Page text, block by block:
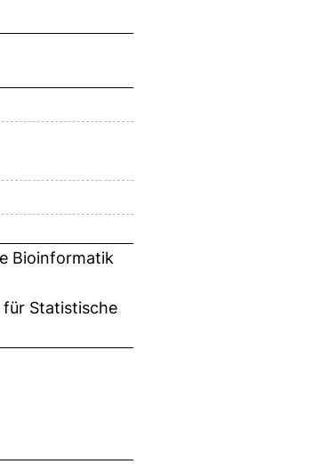
Bioinformatik
Statistische